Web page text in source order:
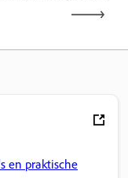
en praktische